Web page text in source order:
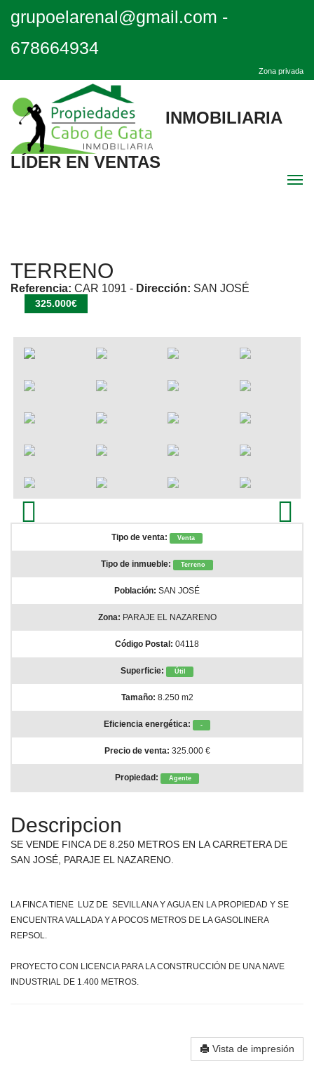
grupoelarenal@gmail.com -
678664934
Zona privada
INMOBILIARIA
LÍDER EN VENTAS
Destacadas
Quiénes Somos
Contacto
Alquila Cabo de Gata
TERRENO
Referencia: CAR 1091 - Dirección: SAN JOSÉ
325.000€
Tipo de venta: Venta
Tipo de inmueble: Terreno
Población: SAN JOSÉ
Zona: PARAJE EL NAZARENO
Código Postal: 04118
Superficie: Útil
Tamaño: 8.250 m2
Eficiencia energética: -
Precio de venta: 325.000 €
Propiedad: Agente
Descripcion
SE VENDE FINCA DE 8.250 METROS EN LA CARRETERA DE
SAN JOSÉ, PARAJE EL NAZARENO.
LA FINCA TIENE LUZ DE SEVILLANA Y AGUA EN LA PROPIEDAD Y SE
ENCUENTRA VALLADA Y A POCOS METROS DE LA GASOLINERA
REPSOL.
PROYECTO CON LICENCIA PARA LA CONSTRUCCIÓN DE UNA NAVE
INDUSTRIAL DE 1.400 METROS.
Vista de impresión